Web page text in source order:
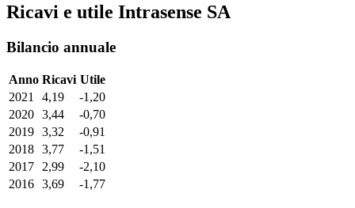
Ricavi e utile Intrasense SA
Bilancio annuale
Anno Ricavi Utile
2021
4,19
-1,20
2020 3,44
-0,70
2019 3,32
-0,91
2018 3,77
-1,51
2017
2,99
-2,10
2016 3,69 -1,77